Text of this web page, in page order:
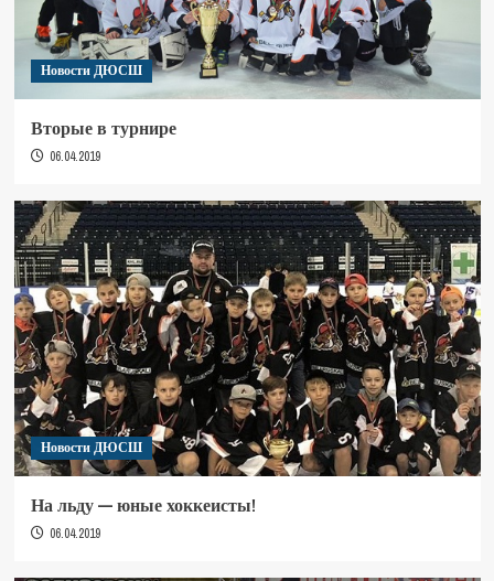
Новости ДЮСШ
Вторые в турнире
06.04.2019
Новости ДЮСШ
На льду — юные хоккеисты!
06.04.2019